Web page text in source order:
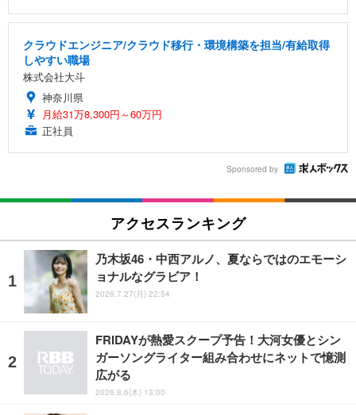
クラウドエンジニア/クラウド移行・環境構築を担当/有給取得
しやすい職場
株式会社大斗
神奈川県
月給31万8,300円～60万円
正社員
Sponsored by
アクセスランキング
乃木坂46・中西アルノ、夏ならではのエモーシ
ョナルなグラビア！
2026.7.27(月) 22:54
FRIDAYが熱愛スクープ予告！大河女優とシン
ガーソングライター組み合わせにネットで憶測
広がる
2026.8.6(木) 13:00